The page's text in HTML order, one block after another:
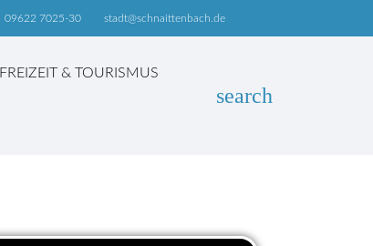
stadt@schnaittenbach.de
09622 7025-30
FREIZEIT & TOURISMUS
search